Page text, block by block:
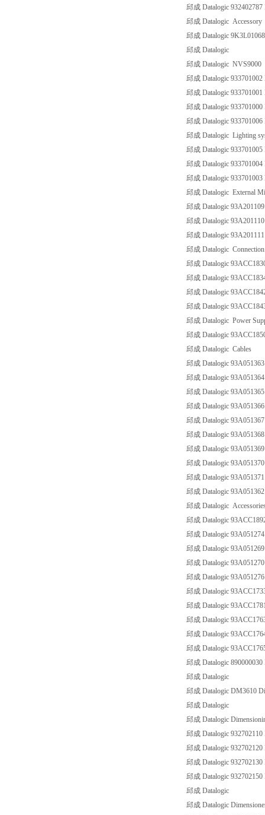
邱成 Datalogic
邱成 Datalogic Accessory
邱成 Datalogic
邱成 Datalogic
邱成 Datalogic NVS9000
邱成 Datalogic
邱成 Datalogic
邱成 Datalogic
邱成 Datalogic
邱成 Datalogic Lighting
邱成 Datalogic
邱成 Datalogic
邱成 Datalogic
邱成 Datalogic External
邱成 Datalogic
邱成 Datalogic
邱成 Datalogic
邱成 Datalogic
邱成 Datalogic
邱成 Datalogic
邱成 Datalogic
邱成 Datalogic
邱成 Datalogic Power
邱成 Datalogic
邱成 Datalogic Cables
邱成 Datalogic
邱成 Datalogic
邱成 Datalogic
邱成 Datalogic
邱成 Datalogic
邱成 Datalogic
邱成 Datalogic
邱成 Datalogic
邱成 Datalogic
邱成 Datalogic
邱成 Datalogic
邱成 Datalogic
邱成 Datalogic
邱成 Datalogic
邱成 Datalogic
邱成 Datalogic
邱成 Datalogic
邱成 Datalogic
邱成 Datalogic
邱成 Datalogic
邱成 Datalogic
邱成 Datalogic
邱成 Datalogic
邱成 Datalogic DM3610
邱成 Datalogic
邱成 Datalogic
邱成 Datalogic
邱成 Datalogic
邱成 Datalogic
邱成 Datalogic
邱成 Datalogic
邱成 Datalogic